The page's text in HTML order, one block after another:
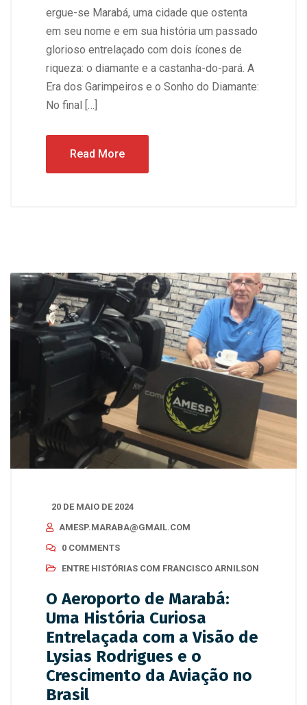
ergue-se Marabá, uma cidade que ostenta
em seu nome e em sua história um passado
glorioso entrelaçado com dois ícones de
riqueza: o diamante e a castanha-do-pará. A
Era dos Garimpeiros e o Sonho do Diamante:
No final […]
Read More
20 DE MAIO DE 2024
AMESP.MARABA@GMAIL.COM
0 COMMENTS
ENTRE HISTÓRIAS COM FRANCISCO ARNILSON
O Aeroporto de Marabá:
Uma História Curiosa
Entrelaçada com a Visão de
Lysias Rodrigues e o
Crescimento da Aviação no
Brasil